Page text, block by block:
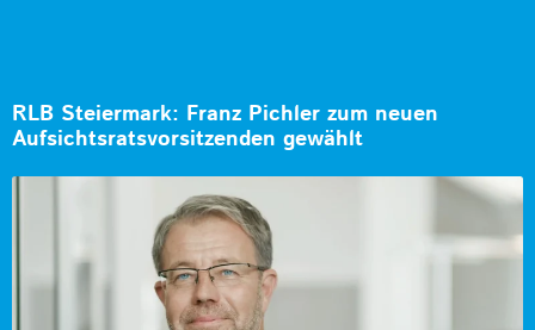
RLB Steiermark: Franz Pichler zum neuen
Aufsichtsratsvorsitzenden gewählt